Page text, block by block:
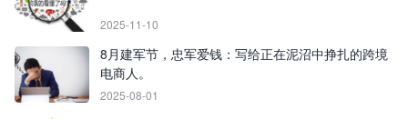
2025-11-10
8月建军节，忠军爱钱：写给正在泥沼中挣扎的跨境
电商人。
2025-08-01